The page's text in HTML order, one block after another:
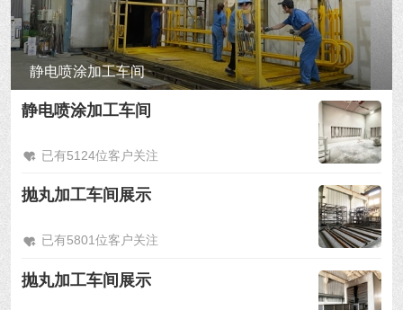
静电喷涂加工车间
静电喷涂加工车间
已有5124位客户关注
抛丸加工车间展示
已有5801位客户关注
抛丸加工车间展示